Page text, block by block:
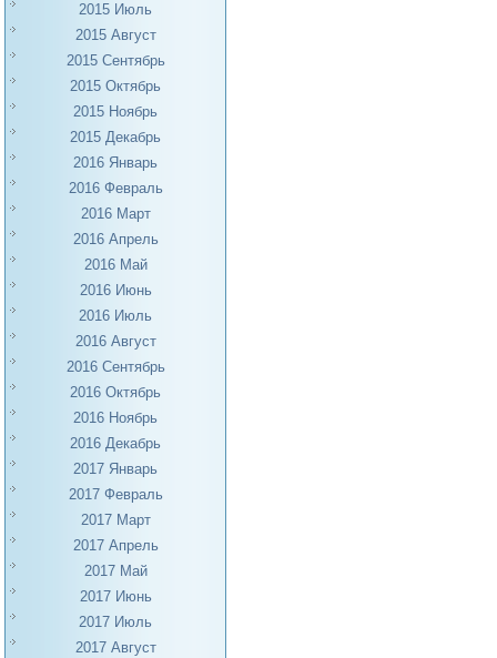
2015 Июль
2015 Август
2015 Сентябрь
2015 Октябрь
2015 Ноябрь
2015 Декабрь
2016 Январь
2016 Февраль
2016 Март
2016 Апрель
2016 Май
2016 Июнь
2016 Июль
2016 Август
2016 Сентябрь
2016 Октябрь
2016 Ноябрь
2016 Декабрь
2017 Январь
2017 Февраль
2017 Март
2017 Апрель
2017 Май
2017 Июнь
2017 Июль
2017 Август